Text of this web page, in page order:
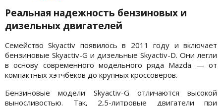
Реальная надежность бензиновых и
дизельных двигателей
Семейство Skyactiv появилось в 2011 году и включает
бензиновые Skyactiv-G и дизельные Skyactiv-D. Они легли
в основу современного модельного ряда Mazda — от
компактных хэтчбеков до крупных кроссоверов.
Бензиновые модели Skyactiv-G отличаются высокой
выносливостью. Так, 2,5-литровые двигатели при